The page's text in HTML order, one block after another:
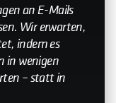
feels like a
with the
that you
something that
I work